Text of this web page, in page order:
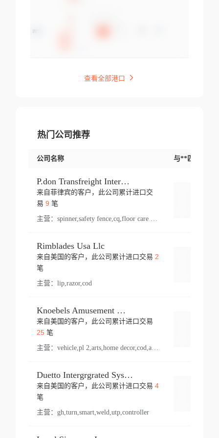
查看全部港口
热门公司推荐
公司名称 与**匹配交易
P.don Transfreight International
来自菲律宾的客户，此公司累计进口交
易 9 笔
主营：
Rimblades Usa Llc
来自美国的客户，此公司累计进口交易 2
笔
主营： lip,razor,cod
Knoebels Amusement Resort
来自美国的客户，此公司累计进口交易
25笔
主营： vehicle,pl 2,arts,home decor,cod,amusement ride,sea
Duetto Intergrgrated Systems Inc.
来自美国的客户，此公司累计进口交易 4
笔
主营： gh,turn,smart,weld,utp,controller